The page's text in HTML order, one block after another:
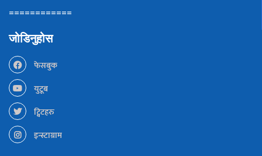
============
जोडिनुहोस
फेसबुक
युटूब
ट्विटहरु
इन्स्टाग्राम